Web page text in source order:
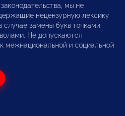
мы не
нецензурную лексику
замены букв точками,
Не допускаются
межнациональной и социальной